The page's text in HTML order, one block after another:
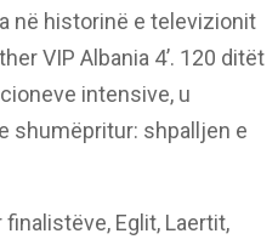
në historinë e televizionit
VIP Albania 4’. 120 ditët
intensive, u
shumëpritur: shpalljen e
Eglit, Laertit,